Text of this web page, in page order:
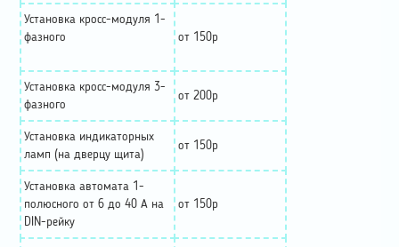
Установка кросс-модуля 1-
фазного
от 150р
Установка кросс-модуля 3-
фазного
от 200р
Установка индикаторных
ламп (на дверцу щита)
от 150р
Установка автомата 1-
полюсного от 6 до 40 А на
DIN-рейку
от 150р